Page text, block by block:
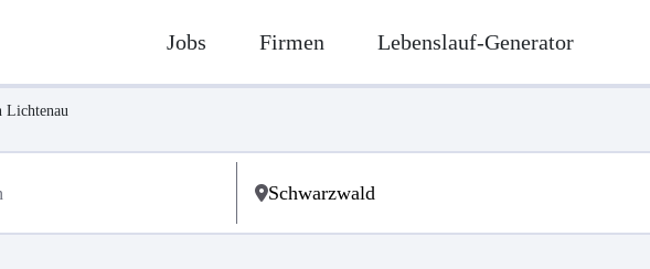
Jobs Firmen Lebenslauf-Generator
Lichtenau